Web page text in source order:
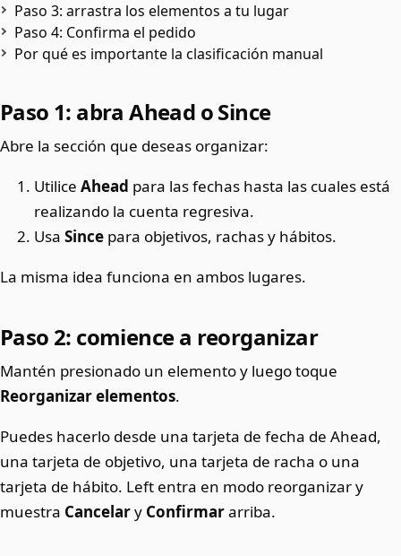
Paso 3: arrastra los elementos a tu lugar
Paso 4: Confirma el pedido
Por qué es importante la clasificación manual
Paso 1: abra Ahead o Since
Abre la sección que deseas organizar:
UtiliceAhead para las fechas hasta las cuales está
realizando la cuenta regresiva.
UsaSince para objetivos, rachas y hábitos.
La misma idea funciona en ambos lugares.
Paso 2: comience a reorganizar
Mantén presionado un elemento y luego toque
Reorganizar elementos.
Puedes hacerlo desde una tarjeta de fecha de Ahead,
una tarjeta de objetivo, una tarjeta de racha o una
tarjeta de hábito. Left entra en modo reorganizar y
muestra Cancelary Confirmararriba.